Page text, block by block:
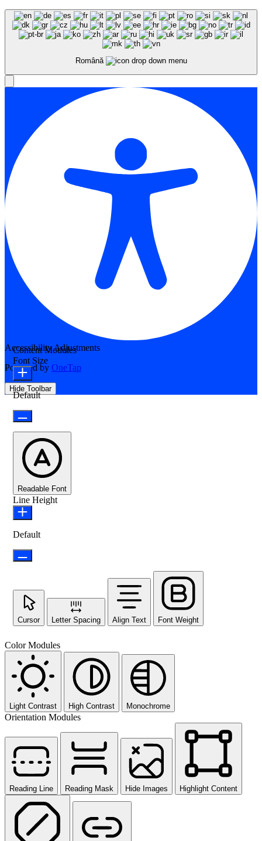
Română
Accessibility Adjustments
Powered by OneTap
Hide Toolbar
Content Modules
Font Size
Default
Readable Font
Line Height
Default
Cursor Letter Spacing Align Text Font Weight
Color Modules
Light Contrast High Contrast Monochrome
Orientation Modules
Reading Line Reading Mask Hide Images Highlight Content